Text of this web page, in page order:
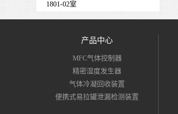
1801-02室
产品中心
MFC气体控制器
精密湿度发生器
气体冷凝回收装置
便携式易拉罐泄漏检测装置